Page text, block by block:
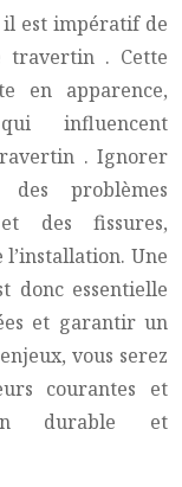
il est impératif de
travertin . Cette
en apparence,
influencent
. Ignorer
problèmes
et des fissures,
Une
donc essentielle
et garantir un
vous serez
courantes et
durable et